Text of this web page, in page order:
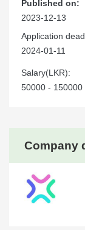
Company
Published on:
2023-12-13
Application
2024-01-11
Salary(LKR):
50000 - 150000